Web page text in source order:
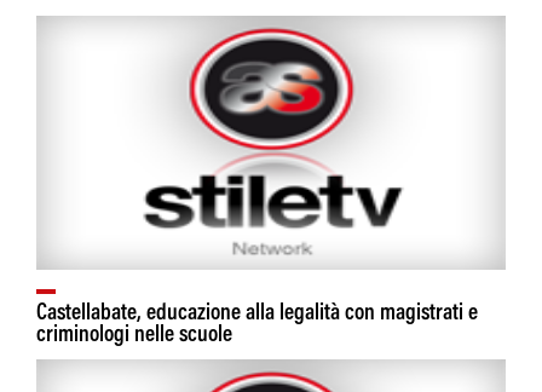
Castellabate, educazione alla legalità con magistrati e
criminologi nelle scuole